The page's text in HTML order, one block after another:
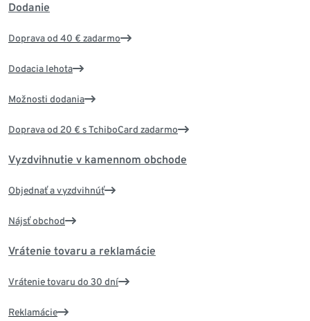
Dodanie
Doprava od 40 € zadarmo
Dodacia lehota
Možnosti dodania
Doprava od 20 € s TchiboCard zadarmo
Vyzdvihnutie v kamennom obchode
Objednať a vyzdvihnúť
Nájsť obchod
Vrátenie tovaru a reklamácie
Vrátenie tovaru do 30 dní
Reklamácie